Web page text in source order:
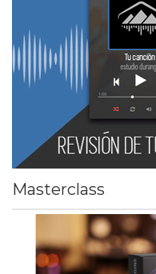
Masterclass